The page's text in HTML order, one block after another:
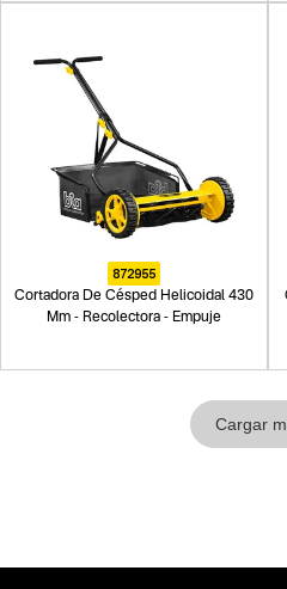
872955
Cortadora De Césped Helicoidal 430
Mm - Recolectora - Empuje
Cargar